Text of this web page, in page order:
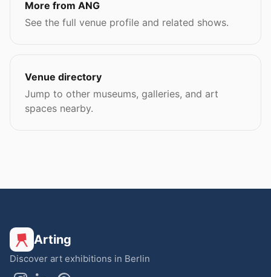
More from ANG
See the full venue profile and related shows.
Venue directory
Jump to other museums, galleries, and art
spaces nearby.
Arting
Discover art exhibitions in Berlin